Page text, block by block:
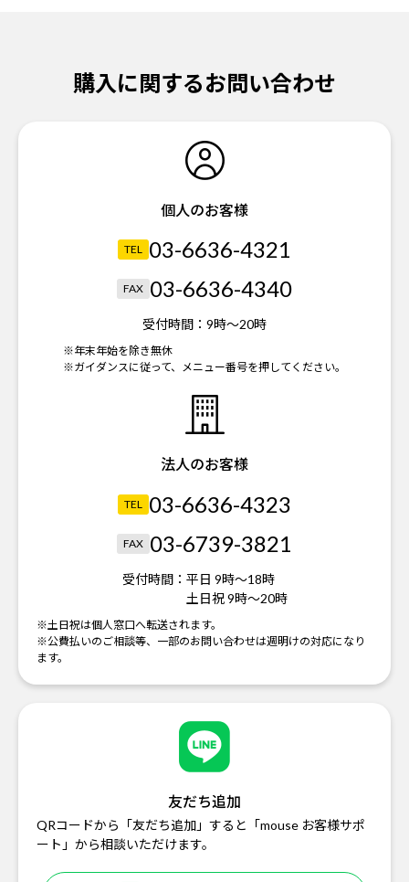
購入に関するお問い合わせ
個人のお客様
TEL 03-6636-4321
FAX 03-6636-4340
受付時間： 9時～20時
※年末年始を除き無休
※ガイダンスに従って、メニュー番号を押してください。
法人のお客様
TEL 03-6636-4323
FAX 03-6739-3821
受付時間： 平日 9時～18時
土日祝 9時～20時
※土日祝は個人窓口へ転送されます。
※公費払いのご相談等、一部のお問い合わせは週明けの対応になり
ます。
友だち追加
QRコードから「友だち追加」すると「mouse お客様サポ
ート」から相談いただけます。